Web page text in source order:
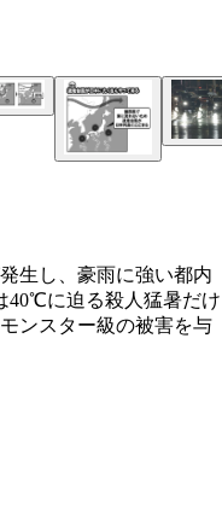
沖や日本海までもが、
るのもすぐのはずだ（
海道沖の海面水温は平
の中に飛び込んでくる
雨が起こる
ラ雷雨が発生し、豪雨
生し、豪雨に強い都内
40℃に迫る殺人猛暑だけ
ンスター級の被害を与